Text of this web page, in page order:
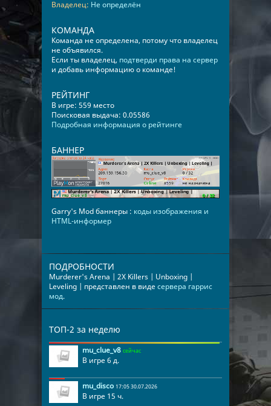
Владелец: Не определён
КОМАНДА
Команда не определена, потому что владелец
не объявился.
Если ты владелец, подтверди права на сервер
и добавь информацию о команде!
РЕЙТИНГ
В игре: 559 место
Поисковая выдача: 0.05586
Подробная информация о рейтинге
БАННЕР
Garry's Mod баннеры : коды изображения и
HTML-информер
ПОДРОБНОСТИ
Murderer's Arena | 2X Killers | Unboxing |
Leveling | представлен в видесервера гаррис
мод.
ТОП-2 за неделю
mu_clue_v8 сейчас
В игре 6 д.
mu_disco 17:05 30.07.2026
В игре 15 ч.